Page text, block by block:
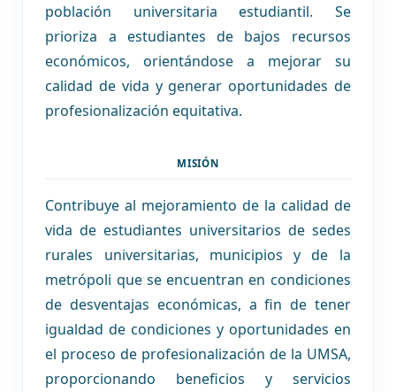
población universitaria estudiantil. Se
prioriza a estudiantes de bajos recursos
económicos, orientándose a mejorar su
calidad de vida y generar oportunidades de
profesionalización equitativa.
MISIÓN
Contribuye al mejoramiento de la calidad de
vida de estudiantes universitarios de sedes
rurales universitarias, municipios y de la
metrópoli que se encuentran en condiciones
de desventajas económicas, a fin de tener
igualdad de condiciones y oportunidades en
el proceso de profesionalización de la UMSA,
proporcionando beneficios y servicios